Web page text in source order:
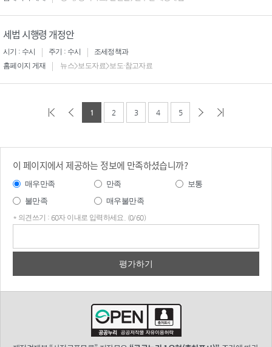
세법 시행령 개정안
시기 : 수시 주기 : 수시
조세정책과
홈페이지 게재
뉴스>보도자료>보도·참고자료
1 2 3 4 5
이 페이지에서 제공하는 정보에 만족하셨습니까?
매우만족 만족
보통
불만족
매우불만족
* 의견쓰기 : 60자 이내로 입력하세요. (0/60)